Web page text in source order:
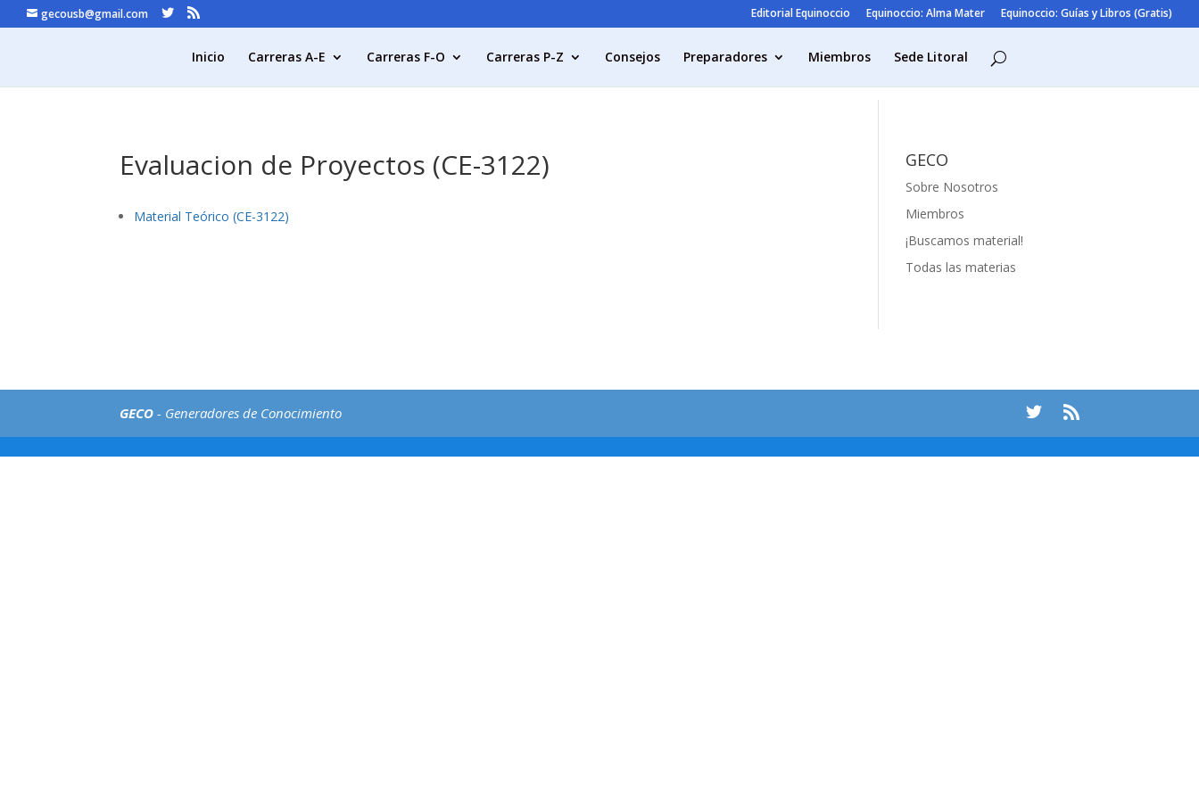
gecousb@gmail.com Editorial Equinoccio Equinoccio: Alma Mater Equinoccio: Guías y Libros (Gratis)
Inicio Carreras A-E Carreras F-O Carreras P-Z Consejos Preparadores Miembros Sede Litoral
Evaluacion de Proyectos (CE-3122)
Material Teórico (CE-3122)
GECO
Sobre Nosotros
Miembros
¡Buscamos material!
Todas las materias
GECO - Generadores de Conocimiento